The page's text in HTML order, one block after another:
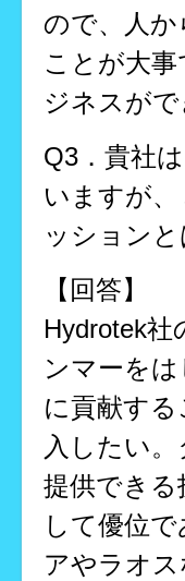
ので、人
ことが大
ジネスが
Q3．貴社
いますが
ッション
【回答】
Hydrotek
ンマーを
に貢献す
入したい
提供できる
して優位
アやラオ